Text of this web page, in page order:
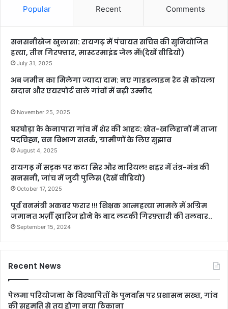
Popular Recent Comments
सनसनीखेज खुलासा: रायगढ़ में पंचायत सचिव की सुनियोजित
हत्या, तीन गिरफ्तार, मास्टरमाइंड जेल में!(देखें वीडियो)
July 31, 2025
अब जमीन का मिलेगा ज्यादा दाम: नए गाइडलाइन रेट से कोयला
खदान और एयरपोर्ट वाले गांवों में बढ़ी उम्मीद
November 25, 2025
घरघोड़ा के केनापारा गांव में शेर की आहट: खेत-खलिहानों में ताजा
पदचिह्न, वन विभाग सतर्क, ग्रामीणों के लिए सुझाव
August 4, 2025
रायगढ़ में सड़क पर कटा सिर और नारियल! शहर में तंत्र-मंत्र की
सनसनी, जांच में जुटी पुलिस (देखें वीडियो)
October 17, 2025
पूर्व वनमंत्री अकबर फरार !!! शिक्षक आत्महत्या मामले में अग्रिम
जमानत अर्ज़ी ख़ारिज होने के बाद लटकी गिरफ़्तारी की तलवार..
September 15, 2024
Recent News
पेलमा परियोजना के विस्थापितों के पुनर्वास पर प्रशासन सख्त, गांव
की सहमति से तय होगा नया ठिकाना